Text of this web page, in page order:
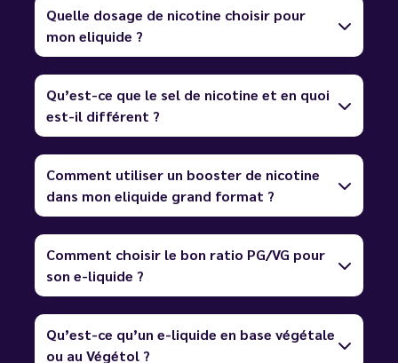
Quelle dosage de nicotine choisir pour
mon eliquide ?
Qu’est-ce que le sel de nicotine et en quoi
est-il différent ?
Comment utiliser un booster de nicotine
dans mon eliquide grand format ?
Comment choisir le bon ratio PG/VG pour
son e-liquide ?
Qu’est-ce qu’un e-liquide en base végétale
ou au Végétol ?